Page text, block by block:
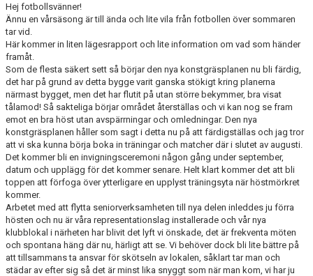
Hej fotbollsvänner!
Ännu en vårsäsong är till ända och lite vila från fotbollen över sommaren
tar vid.
Här kommer in liten lägesrapport och lite information om vad som händer
framåt.
Som de flesta säkert sett så börjar den nya konstgräsplanen nu bli färdig,
det har på grund av detta bygge varit ganska stökigt kring planerna
närmast bygget, men det har flutit på utan större bekymmer, bra visat
tålamod! Så sakteliga börjar området återställas och vi kan nog se fram
emot en bra höst utan avspärrningar och omledningar. Den nya
konstgräsplanen håller som sagt i detta nu på att färdigställas och jag tror
att vi ska kunna börja boka in träningar och matcher där i slutet av augusti.
Det kommer bli en invigningsceremoni någon gång under september,
datum och upplägg för det kommer senare. Helt klart kommer det att bli
toppen att förfoga över ytterligare en upplyst träningsyta när höstmörkret
kommer.
Arbetet med att flytta seniorverksamheten till nya delen inleddes ju förra
hösten och nu är våra representationslag installerade och vår nya
klubblokal i närheten har blivit det lyft vi önskade, det är frekventa möten
och spontana häng där nu, härligt att se. Vi behöver dock bli lite bättre på
att tillsammans ta ansvar för skötseln av lokalen, såklart tar man och
städar av efter sig så det är minst lika snyggt som när man kom, vi har ju